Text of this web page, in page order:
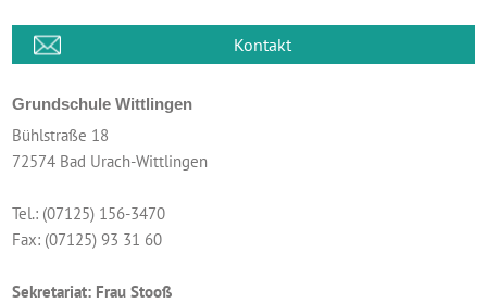
Kontakt
Grundschule Wittlingen
Bühlstraße 18
72574 Bad Urach-Wittlingen
Tel.: (07125) 156-3470
Fax: (07125) 93 31 60
Sekretariat: Frau Stooß